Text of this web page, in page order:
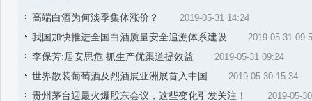
高端白酒为何淡季集体涨价？ 2019-05-31 14:24
我国加快推进全国白酒质量安全追溯体系建设 2019-05-31
李保芳:居安思危 抓生产优渠道提效益 2019-05-31 09:24
世界散装葡萄酒及烈酒展亚洲展首入中国 2019-05-30 15:34
贵州茅台迎最火爆股东会议，这些变化引发关注！ 2019-05-